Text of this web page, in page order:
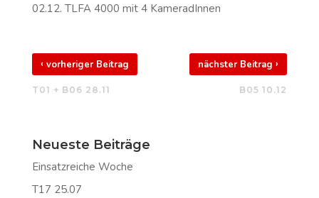
02.12. TLFA 4000 mit 4 KameradInnen
‹ vorheriger Beitrag
T01 + B06 28.11
nächster Beitrag›
B05 10.12
Neueste Beiträge
Einsatzreiche Woche
T17 25.07